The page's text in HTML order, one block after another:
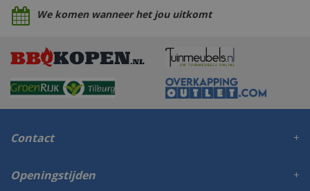
We komen wanneer het jou uitkomt
Contact
Openingstijden